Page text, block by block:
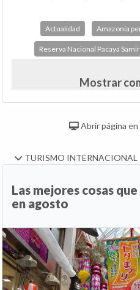
Actualidad Amazonía
Reserva Nacional Pacaya
Mostrar
Abrir página
TURISMO INTERNACIONAL
Las mejores cosas
en agosto
Anterior